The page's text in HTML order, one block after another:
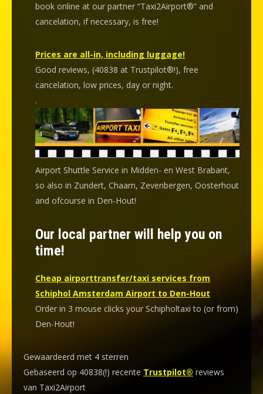
book online at our partner “Taxi2Airport®” and
cancelation, if necessary, is free!
Prices are all-in, including luggage!
Good reviews, (40838 at Trustpilot®!), free
cancelation, low prices, day or night.
.
Airport Shuttle Service in Midden- en West Brabant,
so also in Zundert, Chaam, Zevenbergen, Oosterhout
and ofcourse in Den-Hout!
Our local partner will help you on
time!
Cheap airporttransfer/taxi services from
Schiphol Amsterdam Airport to Den-Hout
Order in 3 mouse clicks your Schipholtaxi to (or from)
Den-Hout!
Gewaardeerd met 4 sterren
Gebaseerd op 40838(!) recente Trustpilot® reviews
van Taxi2Airport